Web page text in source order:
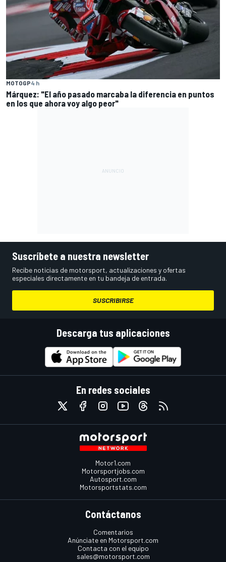
MOTOGP4 h
Márquez: "El año pasado marcaba la diferencia en puntos
en los que ahora voy algo peor"
Suscríbete a nuestra newsletter
Recibe noticias de motorsport, actualizaciones y ofertas
especiales directamente en tu bandeja de entrada.
SUSCRIBIRSE
Descarga tus aplicaciones
En redes sociales
Motor1.com
Motorsportjobs.com
Autosport.com
Motorsportstats.com
Contáctanos
Comentarios
Anúnciate en Motorsport.com
Contacta con el equipo
sales@motorsport.com